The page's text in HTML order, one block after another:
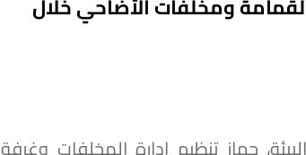
جهاز تنظيم إدارة المخلفات وغرفة